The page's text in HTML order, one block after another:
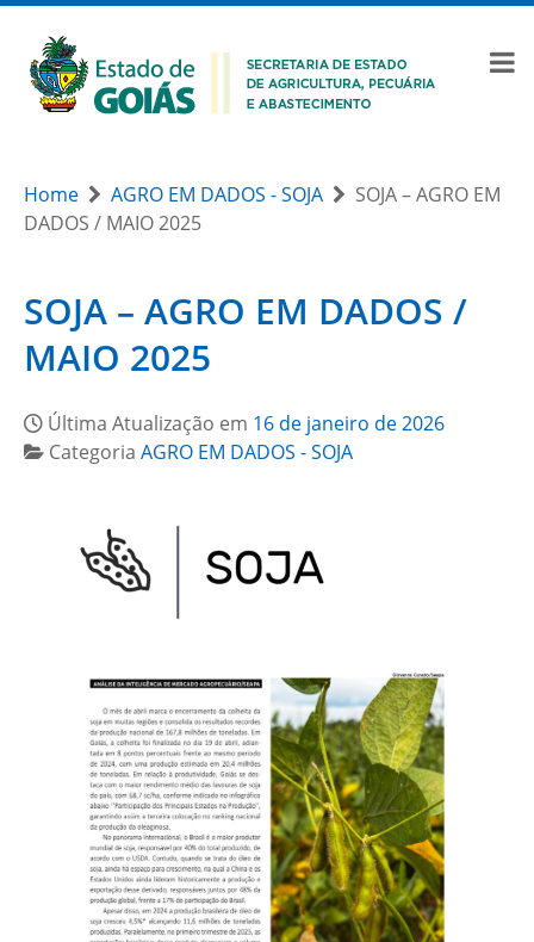
Home AGRO EM DADOS - SOJA
SOJA – AGRO EM
DADOS / MAIO 2025
SOJA – AGRO EM DADOS /
MAIO 2025
Última Atualização em 16 de janeiro de 2026
Categoria AGRO EM DADOS - SOJA